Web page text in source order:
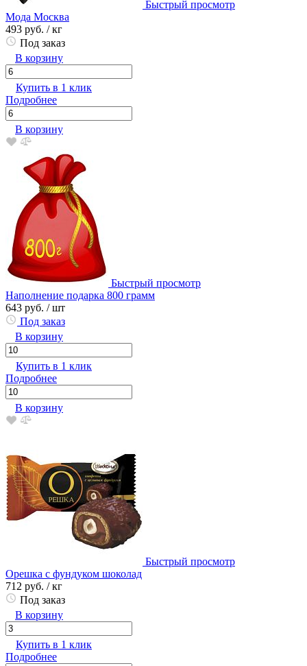
Быстрый просмотр
Мода Москва
493 руб. / кг
Под заказ
В корзину
Купить в 1 клик
Подробнее
В корзину
Быстрый просмотр
Наполнение подарка 800 грамм
643 руб. / шт
Под заказ
В корзину
Купить в 1 клик
Подробнее
В корзину
Быстрый просмотр
Орешка с фундуком шоколад
712 руб. / кг
Под заказ
В корзину
Купить в 1 клик
Подробнее